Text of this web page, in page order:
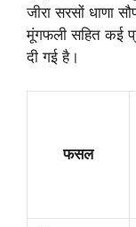
जीरा सरसों धाणा
मूंगफली सहित कई
दी गई है।
फसल